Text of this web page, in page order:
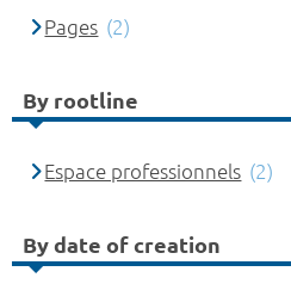
Pages (2)
By rootline
Espace professionnels (2)
By date of creation